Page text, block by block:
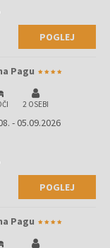
POGLEJ
Pagu
2 OSEBI
-05.09.2026
POGLEJ
Pagu